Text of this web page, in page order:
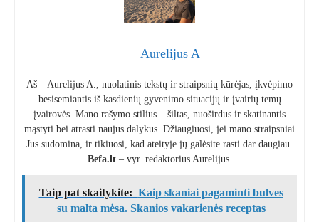
Aurelijus A
Aš – Aurelijus A., nuolatinis tekstų ir straipsnių kūrėjas, įkvėpimo
besisemiantis iš kasdienių gyvenimo situacijų ir įvairių temų
įvairovės. Mano rašymo stilius – šiltas, nuoširdus ir skatinantis
mąstyti bei atrasti naujus dalykus. Džiaugiuosi, jei mano straipsniai
Jus sudomina, ir tikiuosi, kad ateityje jų galėsite rasti dar daugiau.
Befa.lt– vyr. redaktorius Aurelijus.
Taip pat skaitykite: Kaip skaniai pagaminti bulves
su malta mėsa. Skanios vakarienės receptas